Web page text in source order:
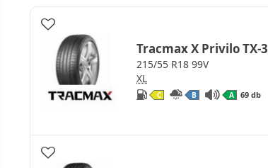
Tracmax X Privilo TX-3
215/55 R18 99V
XL
C B A 69 db